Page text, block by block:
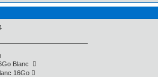
Blanc 
16Go 